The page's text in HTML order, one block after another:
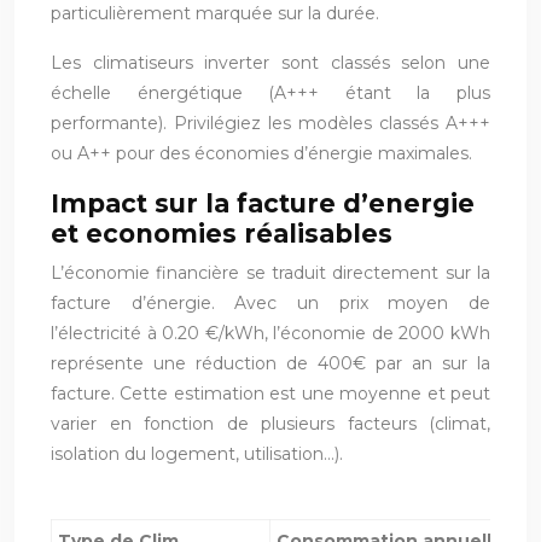
particulièrement marquée sur la durée.
Les climatiseurs inverter sont classés selon une
échelle énergétique (A+++ étant la plus
performante). Privilégiez les modèles classés A+++
ou A++ pour des économies d’énergie maximales.
Impact sur la facture d’energie
et economies réalisables
L’économie financière se traduit directement sur la
facture d’énergie. Avec un prix moyen de
l’électricité à 0.20 €/kWh, l’économie de 2000 kWh
représente une réduction de 400€ par an sur la
facture. Cette estimation est une moyenne et peut
varier en fonction de plusieurs facteurs (climat,
isolation du logement, utilisation…).